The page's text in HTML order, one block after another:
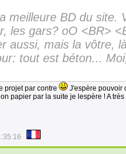
meilleure BD du site.
les gars? oO <BR>
aussi, mais la vôtre,
tout est béton...
projet par contre
J'espère pouvoir
papier par la suite je lespère ! A